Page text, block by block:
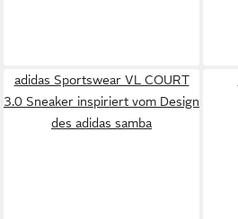
adidas Sportswear VL COURT
3.0 Sneaker inspiriert vom Design
des adidas samba